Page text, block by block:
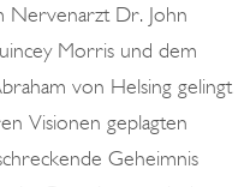
Nervenarzt Dr. John
Morris und dem
von Helsing gelingt
Visionen geplagten
Geheimnis